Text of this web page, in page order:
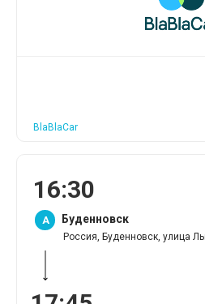
BlaBlaCar
16:30
A Буденновск
Россия, Буденновск, улица